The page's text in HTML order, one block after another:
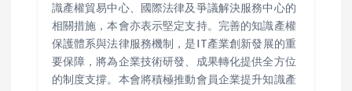
識產權貿易中心、國際法律及爭議解決服務中心的
相關措施，本會亦表示堅定支持。完善的知識產權
保護體系與法律服務機制，是IT產業創新發展的重
要保障，將為企業技術研發、成果轉化提供全方位
的制度支撐。本會將積極推動會員企業提升知識產